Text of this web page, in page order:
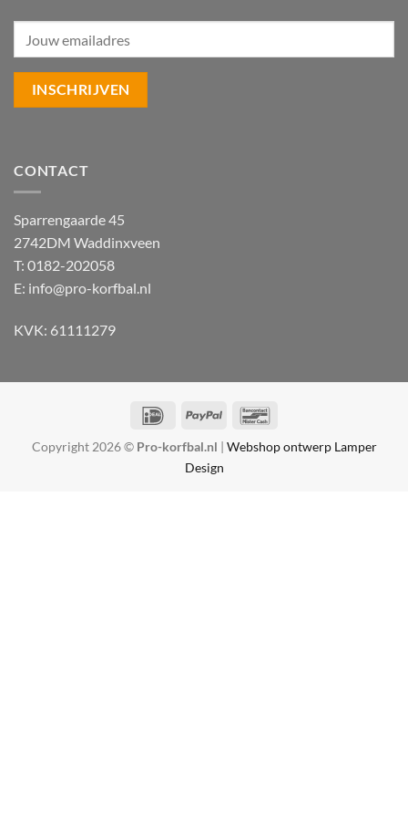
CONTACT
Sparrengaarde 45
2742DM Waddinxveen
T: 0182-202058
E: info@pro-korfbal.nl
KVK: 61111279
IDeal PayPal
Copyright 2026 © Pro-korfbal.nl | Webshop ontwerp Lamper
Design